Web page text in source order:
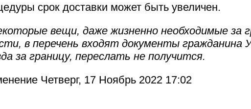
срок доставки может быть увеличен.
вещи, даже жизненно необходимые за
в перечень входят документы
за границу, переслать не получится.
Четверг, 17 Ноябрь 2022 17:02